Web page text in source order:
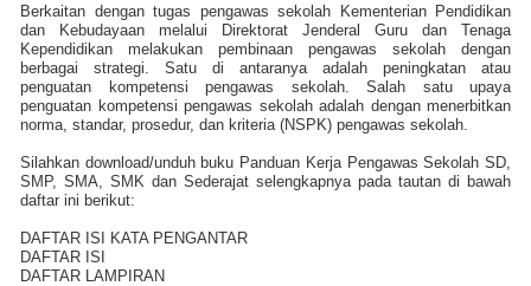
Berkaitan dengan tugas pengawas sekolah Kementerian Pendidikan
dan Kebudayaan melalui Direktorat Jenderal Guru dan Tenaga
Kependidikan melakukan pembinaan pengawas sekolah dengan
berbagai strategi. Satu di antaranya adalah peningkatan atau
penguatan kompetensi pengawas sekolah. Salah satu upaya
penguatan kompetensi pengawas sekolah adalah dengan menerbitkan
norma, standar, prosedur, dan kriteria (NSPK) pengawas sekolah.
Silahkan download/unduh buku Panduan Kerja Pengawas Sekolah SD,
SMP, SMA, SMK dan Sederajat selengkapnya pada tautan di bawah
daftar ini berikut:
DAFTAR ISI KATA PENGANTAR
DAFTAR ISI
DAFTAR LAMPIRAN